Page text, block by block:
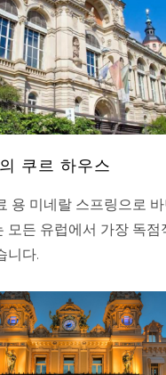
쿠르 하우스
용 미네랄 스프링으로
모든 유럽에서 가장 독점
니다.